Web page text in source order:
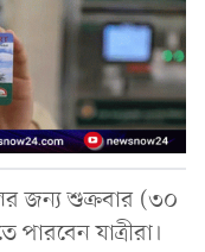
জন্য শুক্রবার (৩০
যাত্রীরা।